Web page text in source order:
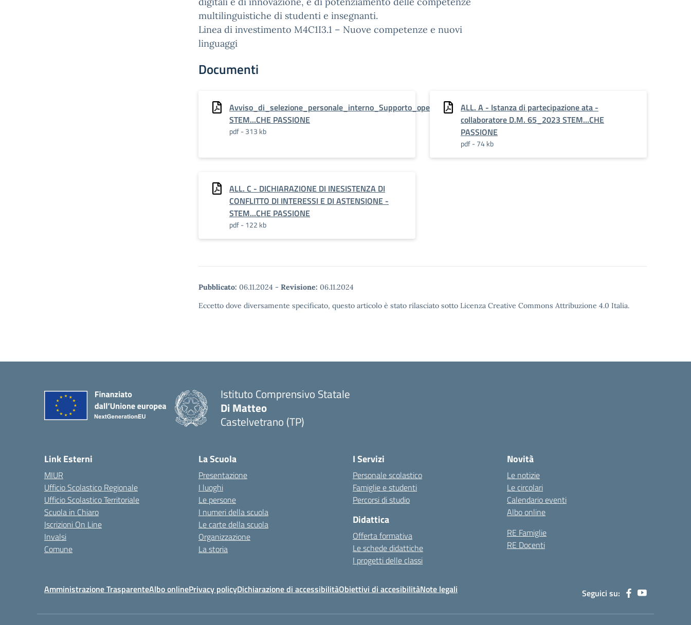
multilinguistiche di studenti e insegnanti.
Linea di investimento M4C1I3.1 – Nuove competenze e nuovi
linguaggi
Documenti
Avviso_di_selezione_personale_interno_Supporto_operativo_e_Collaboratori_scolastici_DM_65-
STEM...CHE PASSIONE
pdf - 313 kb
ALL. A - Istanza di partecipazione ata -
collaboratore D.M. 65_2023 STEM...CHE
PASSIONE
pdf - 74 kb
ALL. C - DICHIARAZIONE DI INESISTENZA DI
CONFLITTO DI INTERESSI E DI ASTENSIONE -
STEM...CHE PASSIONE
pdf - 122 kb
Pubblicato: 06.11.2024 - Revisione: 06.11.2024
Eccetto dove diversamente specificato, questo articolo è stato rilasciato sotto Licenza Creative Commons Attribuzione 4.0 Italia.
Istituto Comprensivo Statale
Di Matteo
Castelvetrano (TP)
Link Esterni
MIUR
Ufficio Scolastico Regionale
Ufficio Scolastico Territoriale
Scuola in Chiaro
Iscrizioni On Line
Invalsi
Comune
La Scuola
Presentazione
I luoghi
Le persone
I numeri della scuola
Le carte della scuola
Organizzazione
La storia
I Servizi
Personale scolastico
Famiglie e studenti
Percorsi di studio
Didattica
Offerta formativa
Le schede didattiche
I progetti delle classi
Novità
Le notizie
Le circolari
Calendario eventi
Albo online
RE Famiglie
RE Docenti
Amministrazione TrasparenteAlbo onlinePrivacy policyDichiarazione di accessibilitàObiettivi di accesibilitàNote legali Seguici su: